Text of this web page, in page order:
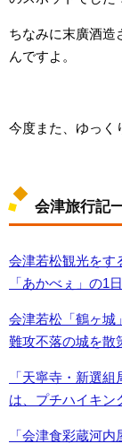
ちなみに末廣酒造
んですよ。
今度また、ゆっく
会津旅行記
会津若松観光をす
「あかべぇ」の1
会津若松「鶴ヶ城
難攻不落の城を散
「天寧寺・新選
は、プチハイキン
「会津食彩蔵河